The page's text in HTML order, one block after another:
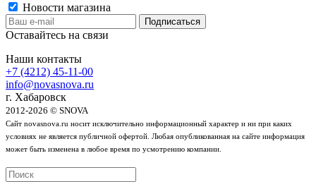
Новости магазина
Оставайтесь на связи
Наши контакты
+7 (4212) 45-11-00
info@novasnova.ru
г. Хабаровск
2012-2026 © SNOVA
Сайт novasnova.ru носит исключительно информационный характер и ни при каких
условиях не является публичной офертой. Любая опубликованная на сайте информация
может быть изменена в любое время по усмотрению компании.